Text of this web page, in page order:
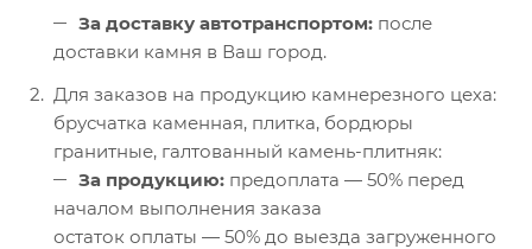
За доставку автотранспортом: после
доставки камня в Ваш город.
Для заказов на продукцию камнерезного цеха:
брусчатка каменная, плитка, бордюры
гранитные, галтованный камень-плитняк:
За продукцию: предоплата — 50% перед
началом выполнения заказа
остаток оплаты — 50% до выезда загруженного